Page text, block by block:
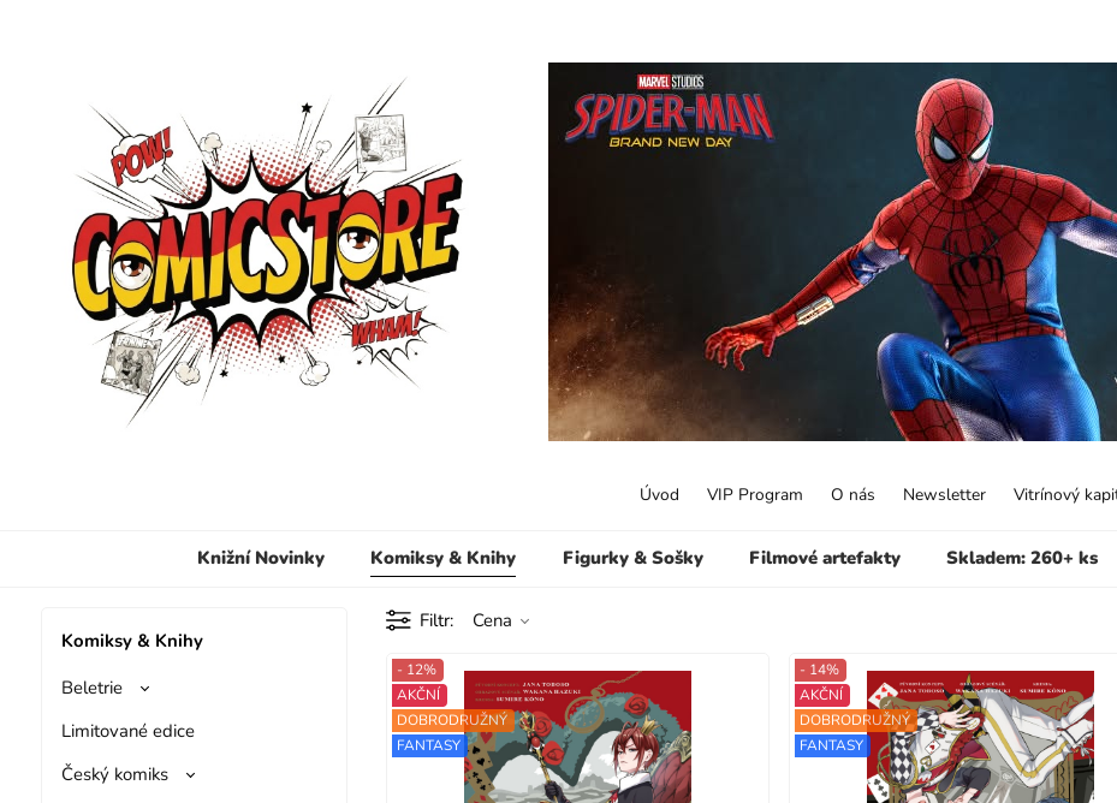
Knižní Novinky Komiksy & Knihy Figurky & Sošky Filmové artefakty Skladem: 260+ ks
Úvod VIP Program O nás Newsletter Vitrínový
Komiksy & Knihy
Beletrie
Limitované edice
Český komiks
Filtr Cena
- 12%
AKČNÍ
DOBRODRUŽNÝ
FANTASY
- 14%
AKČNÍ
DOBRODRUŽNÝ
FANTASY